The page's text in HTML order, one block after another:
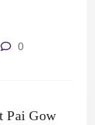
0
Pai Gow